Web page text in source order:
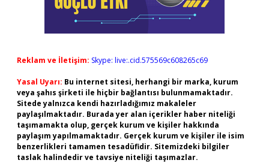
Reklam ve İletişim: Skype: live:.cid.575569c608265c69
Yasal Uyarı: Bu internet sitesi, herhangi bir marka, kurum
veya şahıs şirketi ile hiçbir bağlantısı bulunmamaktadır.
Sitede yalnızca kendi hazırladığımız makaleler
paylaşılmaktadır. Burada yer alan içerikler haber niteliği
taşımamakta olup, gerçek kurum ve kişiler hakkında
paylaşım yapılmamaktadır. Gerçek kurum ve kişiler ile isim
benzerlikleri tamamen tesadüfidir. Sitemizdeki bilgiler
taslak halindedir ve tavsiye niteliği taşımazlar.